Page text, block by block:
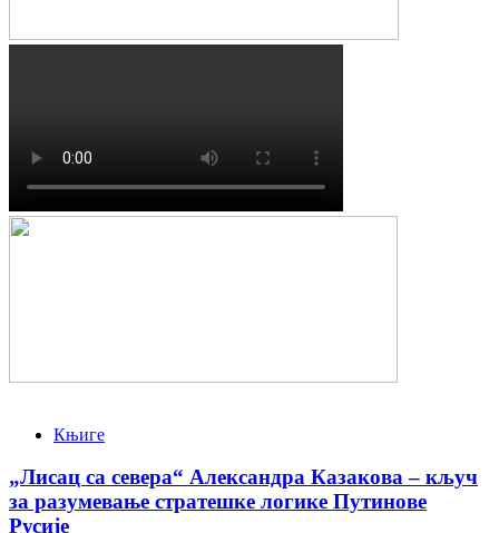
Књиге
„Лисац са севера“ Александра Казакова – кључ
за разумевање стратешке логике Путинове
Русије